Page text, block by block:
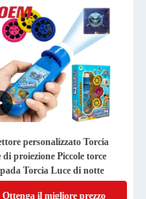
personalizzato Torcia
di proiezione Piccole torce
Torcia Luce di notte
Ottenga il migliore prezzo